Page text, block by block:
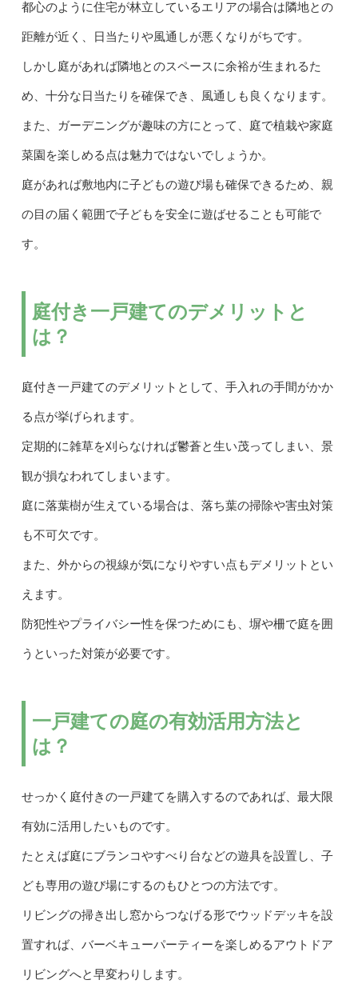
都心のように住宅が林立しているエリアの場合は隣地との
距離が近く、日当たりや風通しが悪くなりがちです。
しかし庭があれば隣地とのスペースに余裕が生まれるた
め、十分な日当たりを確保でき、風通しも良くなります。
また、ガーデニングが趣味の方にとって、庭で植栽や家庭
菜園を楽しめる点は魅力ではないでしょうか。
庭があれば敷地内に子どもの遊び場も確保できるため、親
の目の届く範囲で子どもを安全に遊ばせることも可能で
す。
庭付き一戸建てのデメリットと
は？
庭付き一戸建てのデメリットとして、手入れの手間がかか
る点が挙げられます。
定期的に雑草を刈らなければ鬱蒼と生い茂ってしまい、景
観が損なわれてしまいます。
庭に落葉樹が生えている場合は、落ち葉の掃除や害虫対策
も不可欠です。
また、外からの視線が気になりやすい点もデメリットとい
えます。
防犯性やプライバシー性を保つためにも、塀や柵で庭を囲
うといった対策が必要です。
一戸建ての庭の有効活用方法と
は？
せっかく庭付きの一戸建てを購入するのであれば、最大限
有効に活用したいものです。
たとえば庭にブランコやすべり台などの遊具を設置し、子
ども専用の遊び場にするのもひとつの方法です。
リビングの掃き出し窓からつなげる形でウッドデッキを設
置すれば、バーベキューパーティーを楽しめるアウトドア
リビングへと早変わりします。